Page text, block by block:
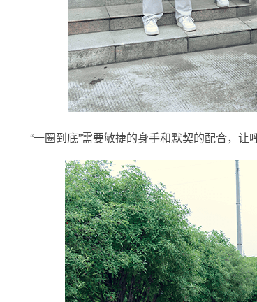
“一圈到底”需要敏捷的身手和默契的配合，让